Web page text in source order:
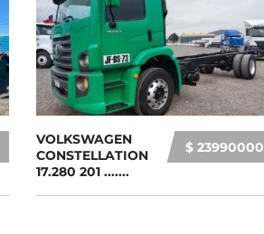
$ 23990000
VOLKSWAGEN
CONSTELLATION
17.280 201 .......